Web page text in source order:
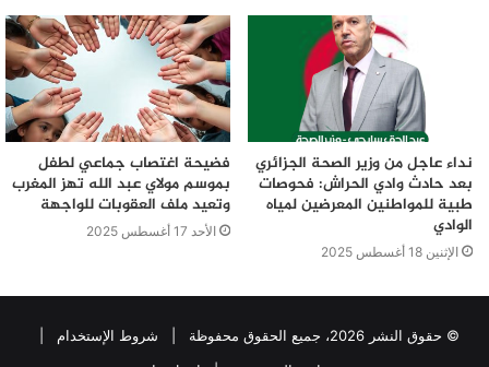
نداء عاجل من وزير الصحة الجزائري
بعد حادث وادي الحراش: فحوصات
طبية للمواطنين المعرضين لمياه
الوادي
الإثنين 18 أغسطس 2025
فضيحة اغتصاب جماعي لطفل
بموسم مولاي عبد الله تهز المغرب
وتعيد ملف العقوبات للواجهة
الأحد 17 أغسطس 2025
© حقوق النشر 2026، جميع الحقوق محفوظة | شروط الإستخدام